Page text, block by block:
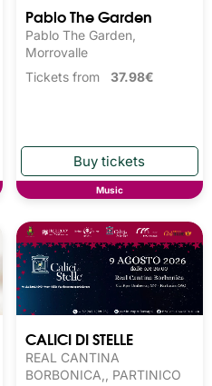
Pablo The Garden
Pablo The Garden,
Morrovalle
Tickets from 37.98€
Music
CALICI DI STELLE
REAL CANTINA
BORBONICA,, PARTINICO